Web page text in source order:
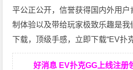
平公正公开，信誉获得国内外用
制体验以及带给玩家极致乐趣是我
下载，顶级手感，立即下载“EV扑
好消息 EV扑克GG上线注册